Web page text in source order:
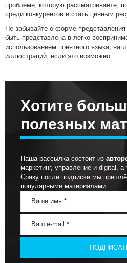
проблеме, которую рассматриваете,
среди конкурентов и стать ценным
Не забывайте о форме
быть представлена в легко
использованием понятного языка,
иллюстраций, если это возможно.
Хотите
полезных
Наша рассылка состоит из
маркетинг, управление и digital,
Сразу после подписки мы
популярными материалами.